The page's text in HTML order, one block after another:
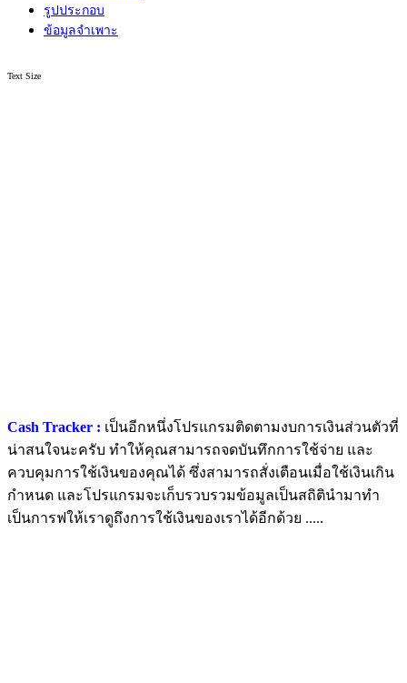
รูปประกอบ
ข้อมูลจำเพาะ
Text Size
Cash Tracker : เป็นอีกหนึ่งโปรแกรมติดตามงบการเงินส่วนตัวที่
น่าสนใจนะครับ ทำให้คุณสามารถจดบันทึกการใช้จ่าย และ
ควบคุมการใช้เงินของคุณได้ ซึ่งสามารถสั่งเตือนเมื่อใช้เงินเกิน
กำหนด และโปรแกรมจะเก็บรวบรวมข้อมูลเป็นสถิตินำมาทำ
เป็นการฟให้เราดูถึงการใช้เงินของเราได้อีกด้วย .....